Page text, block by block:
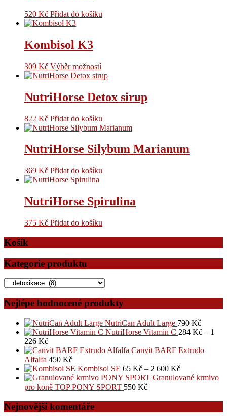
520 Kč Přidat do košíku
Kombisol K3
309 Kč Výběr možností
NutriHorse Detox sirup
822 Kč Přidat do košíku
NutriHorse Silybum Marianum
369 Kč Přidat do košíku
NutriHorse Spirulina
375 Kč Přidat do košíku
Košík
Kategorie produktu
Nejlépe hodnocené produkty
NutriCan Adult Large 790 Kč
NutriHorse Vitamin C 284 Kč – 1
226 Kč
Canvit BARF Extrudo
Alfalfa 450 Kč
Kombisol SE 65 Kč – 2 600 Kč
Granulované krmivo
pro koně TOP PONY SPORT 550 Kč
Nejnovější komentáře